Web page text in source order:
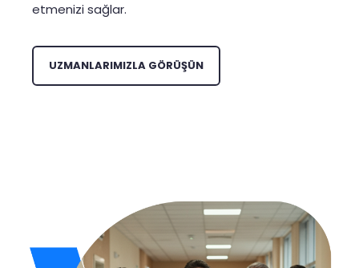
etmenizi sağlar.
UZMANLARIMIZLA GÖRÜŞÜN